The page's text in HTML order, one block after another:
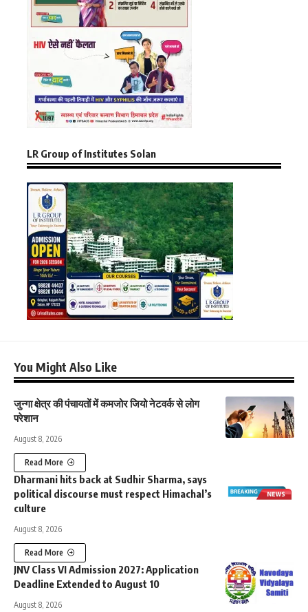
LR Group of Institutes Solan
You Might Also Like
जुन्गा क्षेत्र की पंचायतों में कमजोर जियो नेटवर्क से लोग
परेशान
August 8, 2026
Read More
Dharmani hits back at Sudhir Sharma, says
political discourse must respect Himachal’s
culture
August 8, 2026
Read More
JNV Class VI Admission 2027: Application
Deadline Extended to August 10
August 8, 2026